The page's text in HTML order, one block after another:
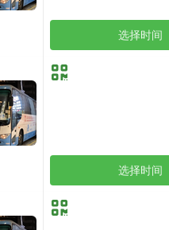
选择时间
选择时间